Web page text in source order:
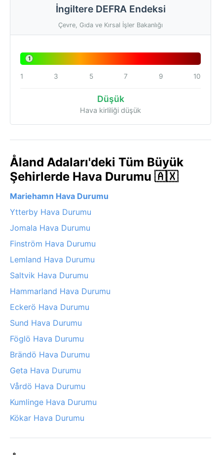
İngiltere DEFRA Endeksi
Çevre, Gıda ve Kırsal İşler Bakanlığı
1
1 3 5 7 9 10
Düşük
Hava kirliliği düşük
Åland Adaları'deki Tüm Büyük
Şehirlerde Hava Durumu 🇦🇽
Mariehamn Hava Durumu
Ytterby Hava Durumu
Jomala Hava Durumu
Finström Hava Durumu
Lemland Hava Durumu
Saltvik Hava Durumu
Hammarland Hava Durumu
Eckerö Hava Durumu
Sund Hava Durumu
Föglö Hava Durumu
Brändö Hava Durumu
Geta Hava Durumu
Vårdö Hava Durumu
Kumlinge Hava Durumu
Kökar Hava Durumu